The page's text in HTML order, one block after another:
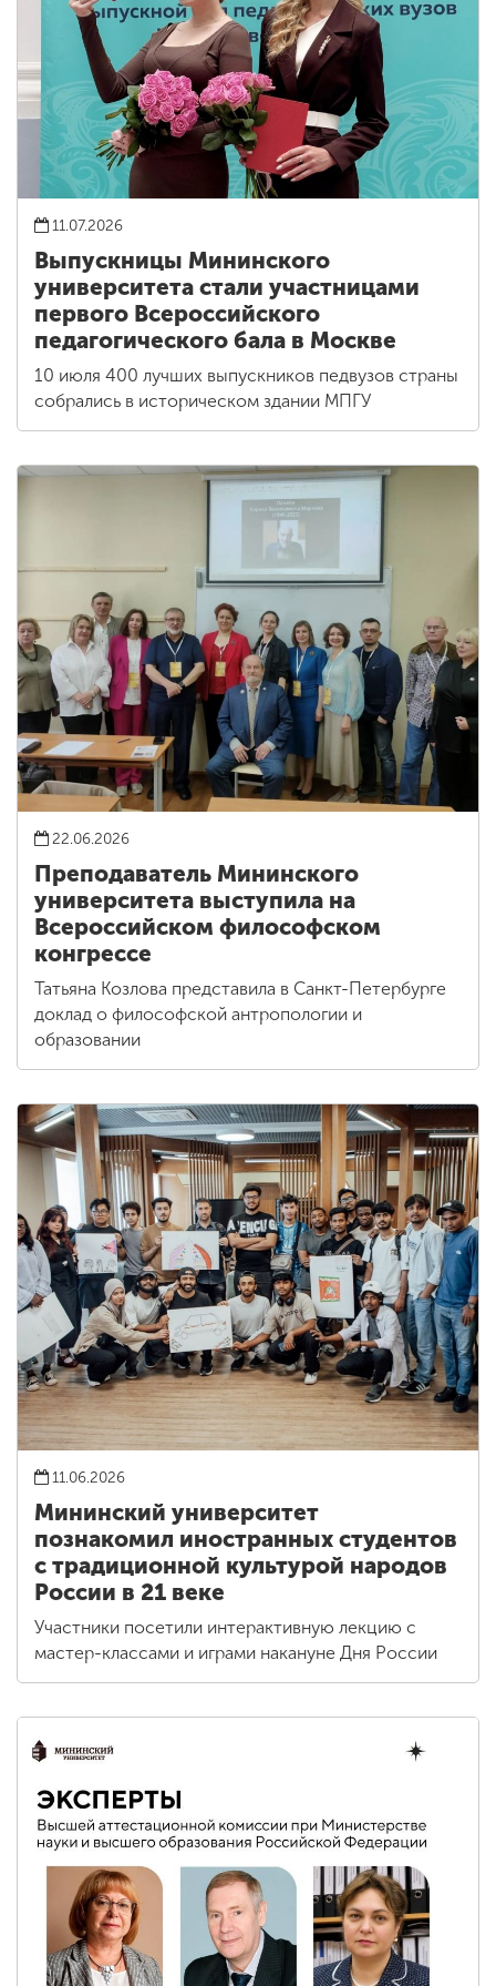
11.07.2026
Выпускницы Мининского
университета стали участницами
первого Всероссийского
педагогического бала в Москве
10 июля 400 лучших выпускников педвузов страны
собрались в историческом здании МПГУ
22.06.2026
Преподаватель Мининского
университета выступила на
Всероссийском философском
конгрессе
Татьяна Козлова представила в Санкт-Петербурге
доклад о философской антропологии и
образовании
11.06.2026
Мининский университет
познакомил иностранных студентов
с традиционной культурой народов
России в 21 веке
Участники посетили интерактивную лекцию с
мастер-классами и играми накануне Дня России